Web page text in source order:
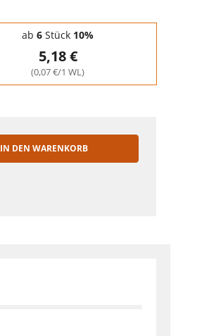
ab 6 Stück 10%
5,18 €
(0,07 €/1 WL)
IN DEN WARENKORB